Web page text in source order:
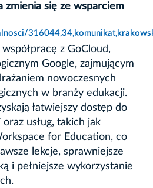
zmienia się ze wsparciem
z GoCloud,
Google, zajmującym
nowoczesnych
w branży edukacji.
łatwiejszy dostęp do
usług, takich jak
for Education, co
lekcje, sprawniejsze
i pełniejsze wykorzystanie